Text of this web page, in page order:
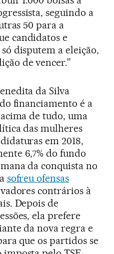
seguindo a
50 para a
candidatos e
disputem a eleição,
de vencer.”
da Silva
financiamento é a
de tudo, uma
das mulheres
em 2018,
6,7% do fundo
da conquista no
sofreu ofensas
contrários à
Depois de
ela prefere
da nova regra e
que os partidos se